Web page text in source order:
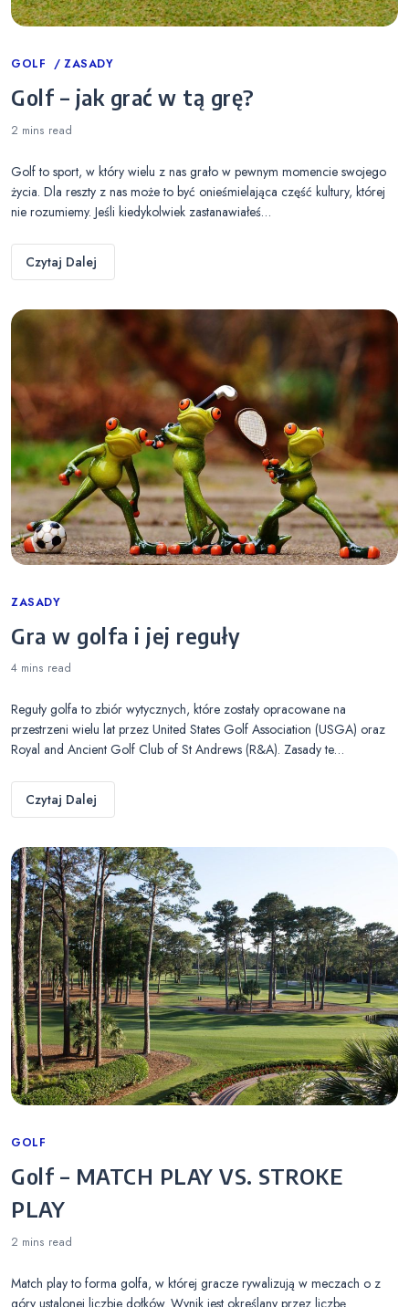
Categories
GOLF ZASADY
Golf – jak grać w tą grę?
2 mins read
Golf to sport, w który wielu z nas grało w pewnym momencie swojego
życia. Dla reszty z nas może to być onieśmielająca część kultury, której
nie rozumiemy. Jeśli kiedykolwiek zastanawiałeś…
Czytaj Dalej
Categories
ZASADY
Gra w golfa i jej reguły
4 mins read
Reguły golfa to zbiór wytycznych, które zostały opracowane na
przestrzeni wielu lat przez United States Golf Association (USGA) oraz
Royal and Ancient Golf Club of St Andrews (R&A). Zasady te…
Czytaj Dalej
Categories
GOLF
Golf – MATCH PLAY VS. STROKE
PLAY
2 mins read
Match play to forma golfa, w której gracze rywalizują w meczach o z
góry ustalonej liczbie dołków. Wynik jest określany przez liczbę